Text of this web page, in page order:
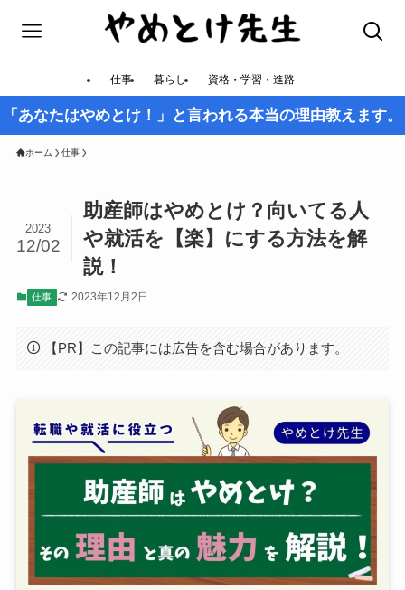
仕事 暮らし 資格・学習・進路
「あなたはやめとけ！」と言われる本当の理由教えます。
ホーム 仕事
助産師はやめとけ？向いてる人
や就活を【楽】にする方法を解
説！
2023
12/02
仕事 2023年12月2日
【PR】この記事には広告を含む場合があります。